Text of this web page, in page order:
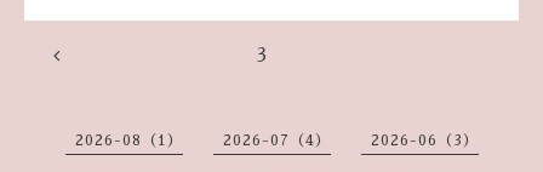
3
2026-08（1） 2026-07（4） 2026-06（3）